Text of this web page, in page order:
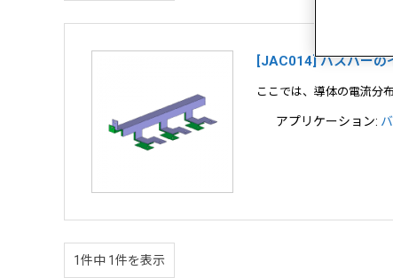
[JAC014] バスバーの
ここでは、導体の電流分
アプリケーション:
1件中 1件を表示